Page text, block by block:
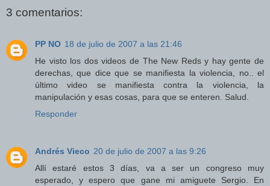
3 comentarios:
PP NO 18 de julio de 2007 a las 21:46
He visto los dos videos de The New Reds y hay gente de
derechas, que dice que se manifiesta la violencia, no.. el
último video se manifiesta contra la violencia, la
manipulación y esas cosas, para que se enteren. Salud.
Responder
Andrés Vieco 20 de julio de 2007 a las 9:26
Allí estaré estos 3 días, va a ser un congreso muy
esperado, y espero que gane mi amiguete Sergio. En